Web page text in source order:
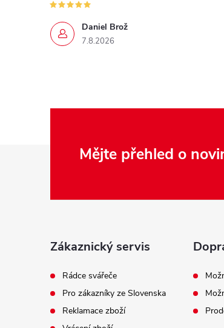
Daniel Brož
7.8.2026
Mějte přehled o
Zákaznický servis
Rádce svářeče
Pro zákazníky ze Slovenska
Reklamace zboží